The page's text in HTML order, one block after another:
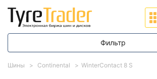
Шины Continental WinterContact 8 S
Фильтр
Диапазон цен